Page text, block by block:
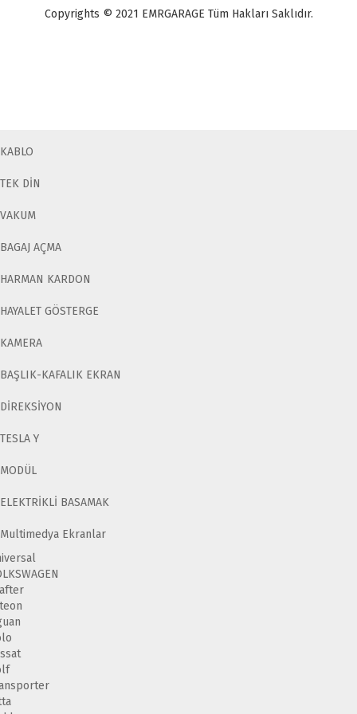
Copyrights © 2021 EMRGARAGE Tüm Hakları Saklıdır.
KABLO
TEK DİN
VAKUM
BAGAJ AÇMA
HARMAN KARDON
HAYALET GÖSTERGE
KAMERA
BAŞLIK-KAFALIK EKRAN
DİREKSİYON
TESLA Y
MODÜL
ELEKTRİKLİ BASAMAK
Multimedya Ekranlar